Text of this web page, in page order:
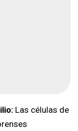
Las células de